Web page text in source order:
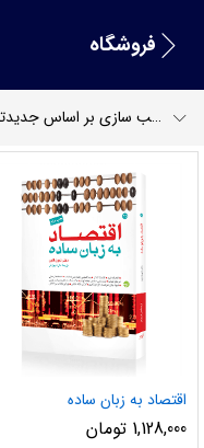
فروشگاه
مرتب سازی بر اساس جدیدترین
اقتصاد به زبان ساده
1,128,000 تومان